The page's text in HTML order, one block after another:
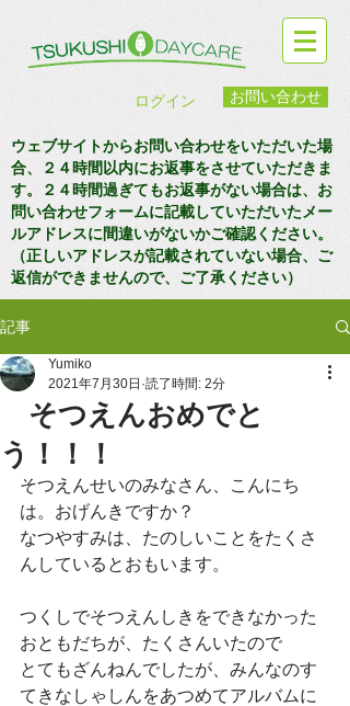
お問い合わせ
ログイン
ウェブサイトからお問い合わせをいただいた場
合、２４時間以内にお返事をさせていただきま
す。２４時間過ぎてもお返事がない場合は、お
問い合わせフォームに記載していただいたメー
ルアドレスに間違いがないかご確認ください。
（正しいアドレスが記載されていない場合、ご
返信ができませんので、ご了承ください）
記事
そつえんおめでと
う！！！
Yumiko
2021年7月30日 読了時間: 2分
そつえんせいのみなさん、こんにち
は。おげんきですか？
なつやすみは、たのしいことをたくさ
んしているとおもいます。
つくしでそつえんしきをできなかった
おともだちが、たくさんいたので
とてもざんねんでしたが、みんなのす
てきなしゃしんをあつめてアルバムに